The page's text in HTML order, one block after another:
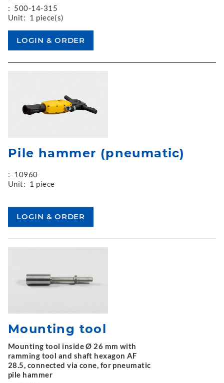
: 500-14-315
Unit: 1 piece(s)
Pile hammer (pneumatic)
: 10960
Unit: 1 piece
Mounting tool
Mounting tool inside Ø 26 mm with
ramming tool and shaft hexagon AF
28.5, connected via cone, for pneumatic
pile hammer